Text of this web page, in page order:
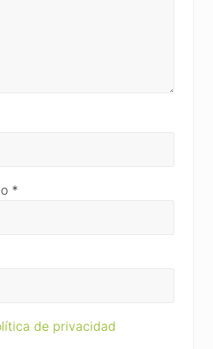
*
de privacidad